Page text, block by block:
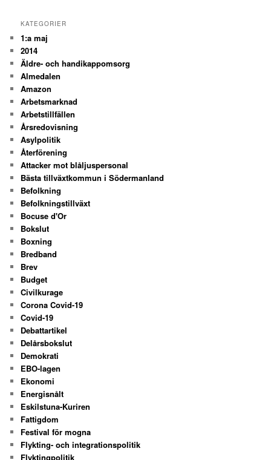
KATEGORIER
1:a maj
2014
Äldre- och handikappomsorg
Almedalen
Amazon
Arbetsmarknad
Arbetstillfällen
Årsredovisning
Asylpolitik
Återförening
Attacker mot blåljuspersonal
Bästa tillväxtkommun i Södermanland
Befolkning
Befolkningstillväxt
Bocuse d'Or
Bokslut
Boxning
Bredband
Brev
Budget
Civilkurage
Corona Covid-19
Covid-19
Debattartikel
Delårsbokslut
Demokrati
EBO-lagen
Ekonomi
Energisnålt
Eskilstuna-Kuriren
Fattigdom
Festival för mogna
Flykting- och integrationspolitik
Flyktingpolitik